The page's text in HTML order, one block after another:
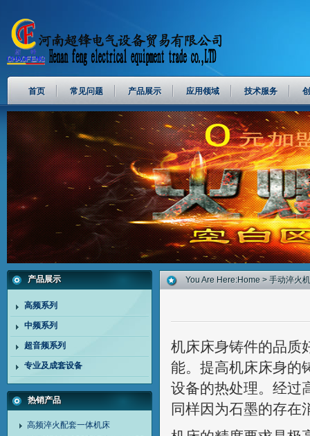
首页 常见问题 产品展示 应用领域 技术服务
产品展示
高频系列
中频系列
超音频系列
专业及成套设备
热销产品
高频淬火配套一体机床
You Are Here:Home > 手动淬火
机床床身铸件的品质
能。提高机床床身的
设备的热处理。经过
同样因为石墨的存在